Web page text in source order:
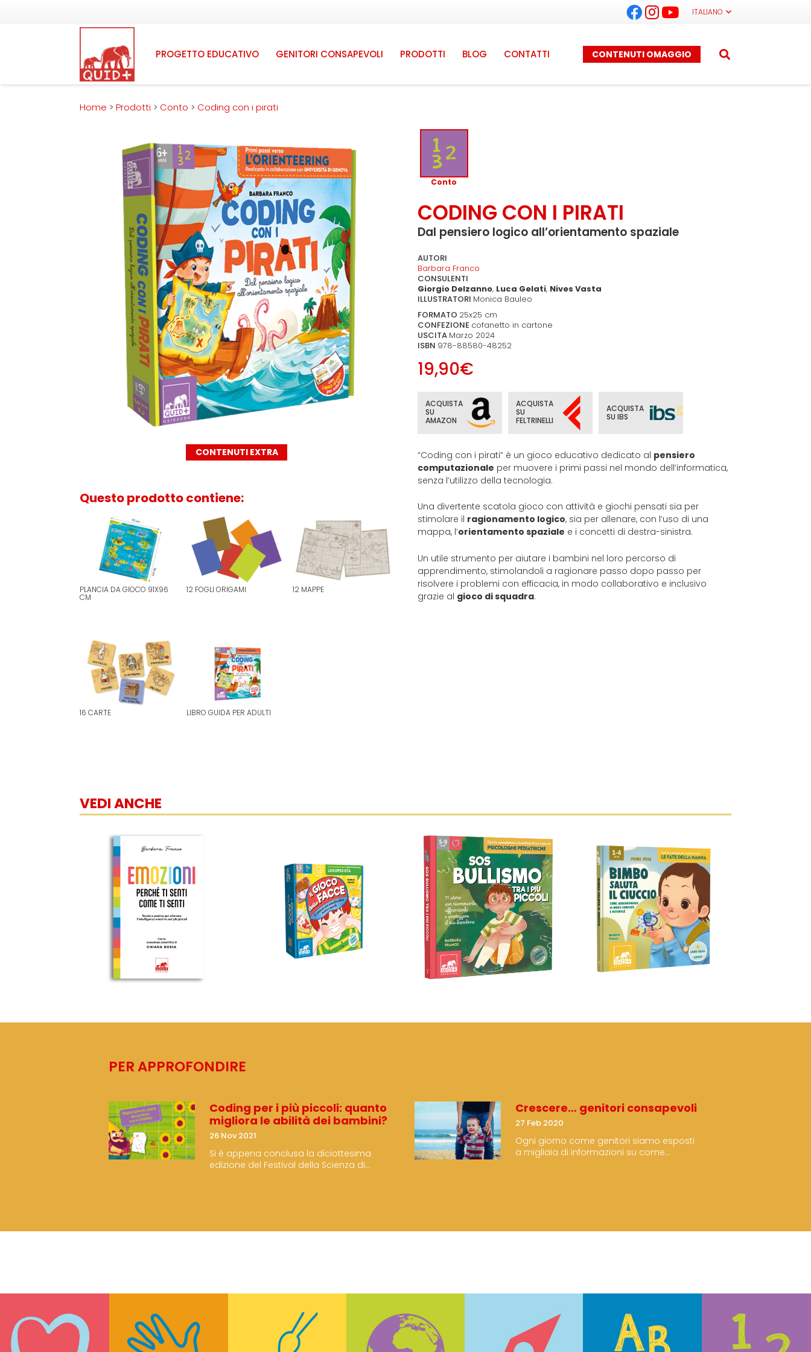
ITALIANO
PROGETTO EDUCATIVO GENITORI CONSAPEVOLI PRODOTTI BLOG CONTATTI CONTENUTI OMAGGIO
Home > Prodotti > Conto > Coding con i pirati
CONTENUTI EXTRA
Questo prodotto contiene:
PLANCIA DA GIOCO 91X96
CM
12 FOGLI ORIGAMI 12 MAPPE
16 CARTE LIBRO GUIDA PER ADULTI
Conto
CODING CON I PIRATI
Dal pensiero logico all’orientamento spaziale
AUTORI
Barbara Franco
CONSULENTI
Giorgio Delzanno, Luca Gelati, Nives Vasta
ILLUSTRATORI Monica Bauleo
FORMATO 25x25 cm
CONFEZIONE cofanetto in cartone
USCITA Marzo 2024
ISBN 978-88580-48252
19,90€
ACQUISTA
SU
AMAZON
ACQUISTA
SU
FELTRINELLI
ACQUISTA
SU IBS
“Coding con i pirati” è un gioco educativo dedicato al pensiero
computazionale per muovere i primi passi nel mondo dell’informatica,
senza l’utilizzo della tecnologia.
Una divertente scatola gioco con attività e giochi pensati sia per
stimolare il ragionamento logico, sia per allenare, con l’uso di una
mappa, l’orientamento spaziale e i concetti di destra-sinistra.
Un utile strumento per aiutare i bambini nel loro percorso di
apprendimento, stimolandoli a ragionare passo dopo passo per
risolvere i problemi con efficacia, in modo collaborativo e inclusivo
grazie al gioco di squadra.
VEDI ANCHE
PER APPROFONDIRE
Coding per i più piccoli: quanto
migliora le abilità dei bambini?
26 Nov 2021
Si è appena conclusa la diciottesima
edizione del Festival della Scienza di
Crescere… genitori consapevoli
27 Feb 2020
Ogni giorno come genitori siamo esposti
a migliaia di informazioni su come